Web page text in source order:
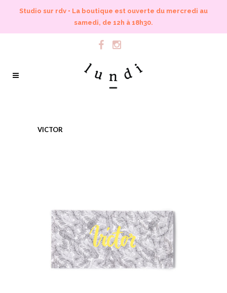
Studio sur rdv • La boutique est ouverte du mercredi au
samedi, de 12h à 18h30.
VICTOR